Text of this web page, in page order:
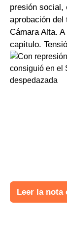
presión social,
aprobación
Cámara Alta.
capítulo.
Leer la nota